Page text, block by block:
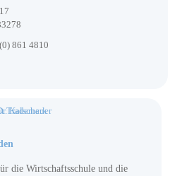
861 4810
die Wirtschaftsschule und die